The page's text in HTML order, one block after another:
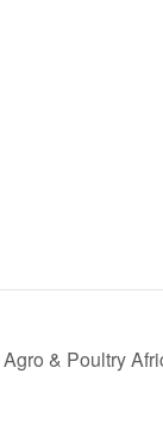
Agro & Poultry